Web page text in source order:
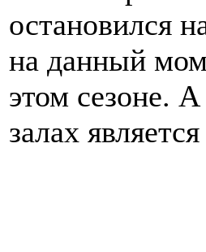
остановился
на данный
этом сезоне.
залах